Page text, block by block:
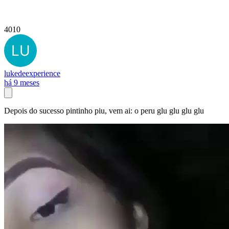
4010
lukedeexperience
há 9 meses
Depois do sucesso pintinho piu, vem ai: o peru glu glu glu glu